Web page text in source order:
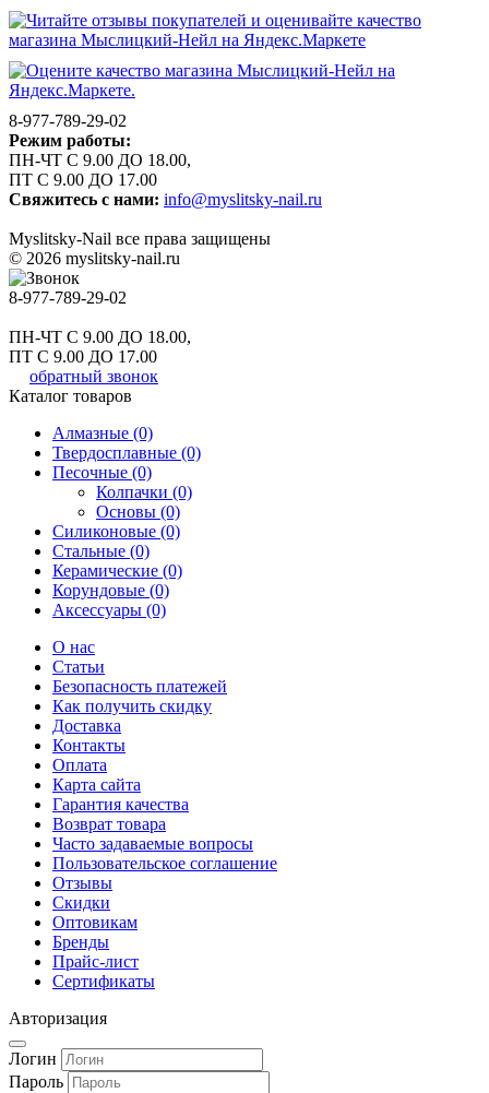
8-977-789-29-02
Режим работы:
ПН-ЧТ С 9.00 ДО 18.00,
ПТ С 9.00 ДО 17.00
Свяжитесь с нами: info@myslitsky-nail.ru
Myslitsky-Nail все права защищены
© 2026 myslitsky-nail.ru
8-977-789-29-02
ПН-ЧТ С 9.00 ДО 18.00,
ПТ С 9.00 ДО 17.00
обратный звонок
Каталог товаров
Алмазные (0)
Твердосплавные (0)
Песочные (0)
Колпачки (0)
Основы (0)
Силиконовые (0)
Стальные (0)
Керамические (0)
Корундовые (0)
Аксессуары (0)
О нас
Статьи
Безопасность платежей
Как получить скидку
Доставка
Контакты
Оплата
Карта сайта
Гарантия качества
Возврат товара
Часто задаваемые вопросы
Пользовательское соглашение
Отзывы
Скидки
Оптовикам
Бренды
Прайс-лист
Сертификаты
Авторизация
Логин
Пароль